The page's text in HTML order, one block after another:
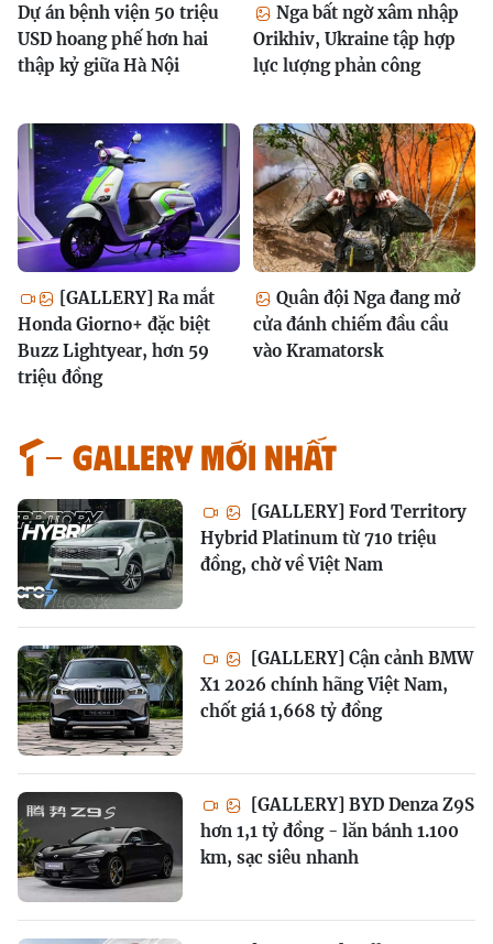
Dự án bệnh viện 50 triệu
USD hoang phế hơn hai
thập kỷ giữa Hà Nội
Nga bất ngờ xâm nhập
Orikhiv, Ukraine tập hợp
lực lượng phản công
[GALLERY] Ra mắt
Honda Giorno+ đặc biệt
Buzz Lightyear, hơn 59
triệu đồng
Quân đội Nga đang mở
cửa đánh chiếm đầu cầu
vào Kramatorsk
GALLERY MỚI NHẤT
[GALLERY] Ford Territory
Hybrid Platinum từ 710 triệu
đồng, chờ về Việt Nam
[GALLERY] Cận cảnh BMW
X1 2026 chính hãng Việt Nam,
chốt giá 1,668 tỷ đồng
[GALLERY] BYD Denza Z9S
hơn 1,1 tỷ đồng - lăn bánh 1.100
km, sạc siêu nhanh